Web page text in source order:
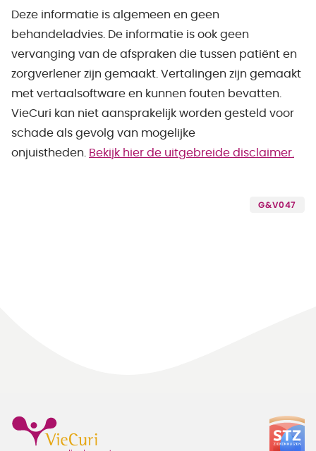
Deze informatie is algemeen en geen
behandeladvies. De informatie is ook geen
vervanging van de afspraken die tussen patiënt en
zorgverlener zijn gemaakt. Vertalingen zijn gemaakt
met vertaalsoftware en kunnen fouten bevatten.
VieCuri kan niet aansprakelijk worden gesteld voor
schade als gevolg van mogelijke
onjuistheden.
Bekijk hier de uitgebreide disclaimer.
G&V047